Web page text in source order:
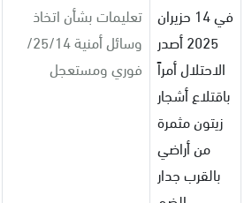
في 14 حزيران
2025 أصدر
الاحتلال أمراً
باقتلاع أشجار
زيتون مثمرة
من أراضي
بالقرب جدار
تعليمات بشأن اتخاذ
وسائل أمنية 25/14/
فوري ومستعجل